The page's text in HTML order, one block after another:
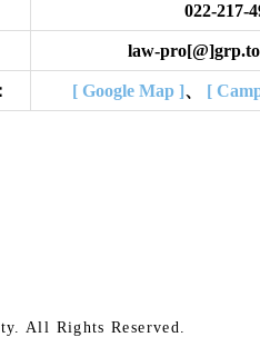
022-217-
law-
[ Google Map ]、 [
All Rights Reserved.